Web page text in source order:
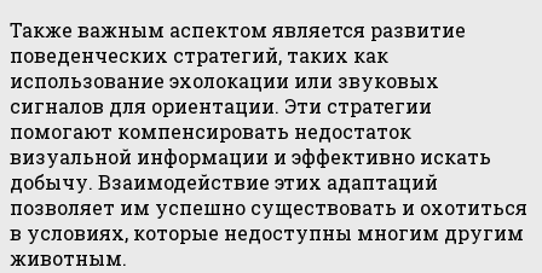
Также важным аспектом является развитие
поведенческих стратегий, таких как
использование эхолокации или звуковых
сигналов для ориентации. Эти стратегии
помогают компенсировать недостаток
визуальной информации и эффективно искать
добычу. Взаимодействие этих адаптаций
позволяет им успешно существовать и охотиться
в условиях, которые недоступны многим другим
животным.